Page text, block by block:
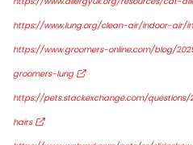
https://www.lung.org/clean-air/indoor-air/
https://www.groomers-online.com/blog/
groomers-lung
https://pets.stackexchange.com/
hairs